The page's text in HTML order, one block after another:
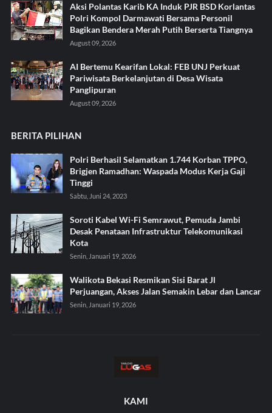
Aksi Polantas Karib KA Induk PJR BSD Korlantas
Polri Kompol Darmawati Bersama Personil
Bagikan Bendera Merah Putih Berserta Tiangnya
August 09, 2026
AI Bertemu Kearifan Lokal: FEB UNJ Perkuat
Pariwisata Berkelanjutan di Desa Wisata
Panglipuran
August 09, 2026
BERITA PILIHAN
Polri Berhasil Selamatkan 1.744 Korban TPPO,
Brigjen Ramadhan: Waspada Modus Kerja Gaji
Tinggi
Sabtu, Juni 24, 2023
Soroti Kabel Wi-Fi Semrawut, Pemuda Jambi
Desak Penataan Infrastruktur Telekomunikasi
Kota
Senin, Januari 19, 2026
Walikota Bekasi Resmikan Sisi Barat Jl
Perjuangan, Akses Jalan Semakin Lebar dan Lancar
Senin, Januari 19, 2026
KAMI